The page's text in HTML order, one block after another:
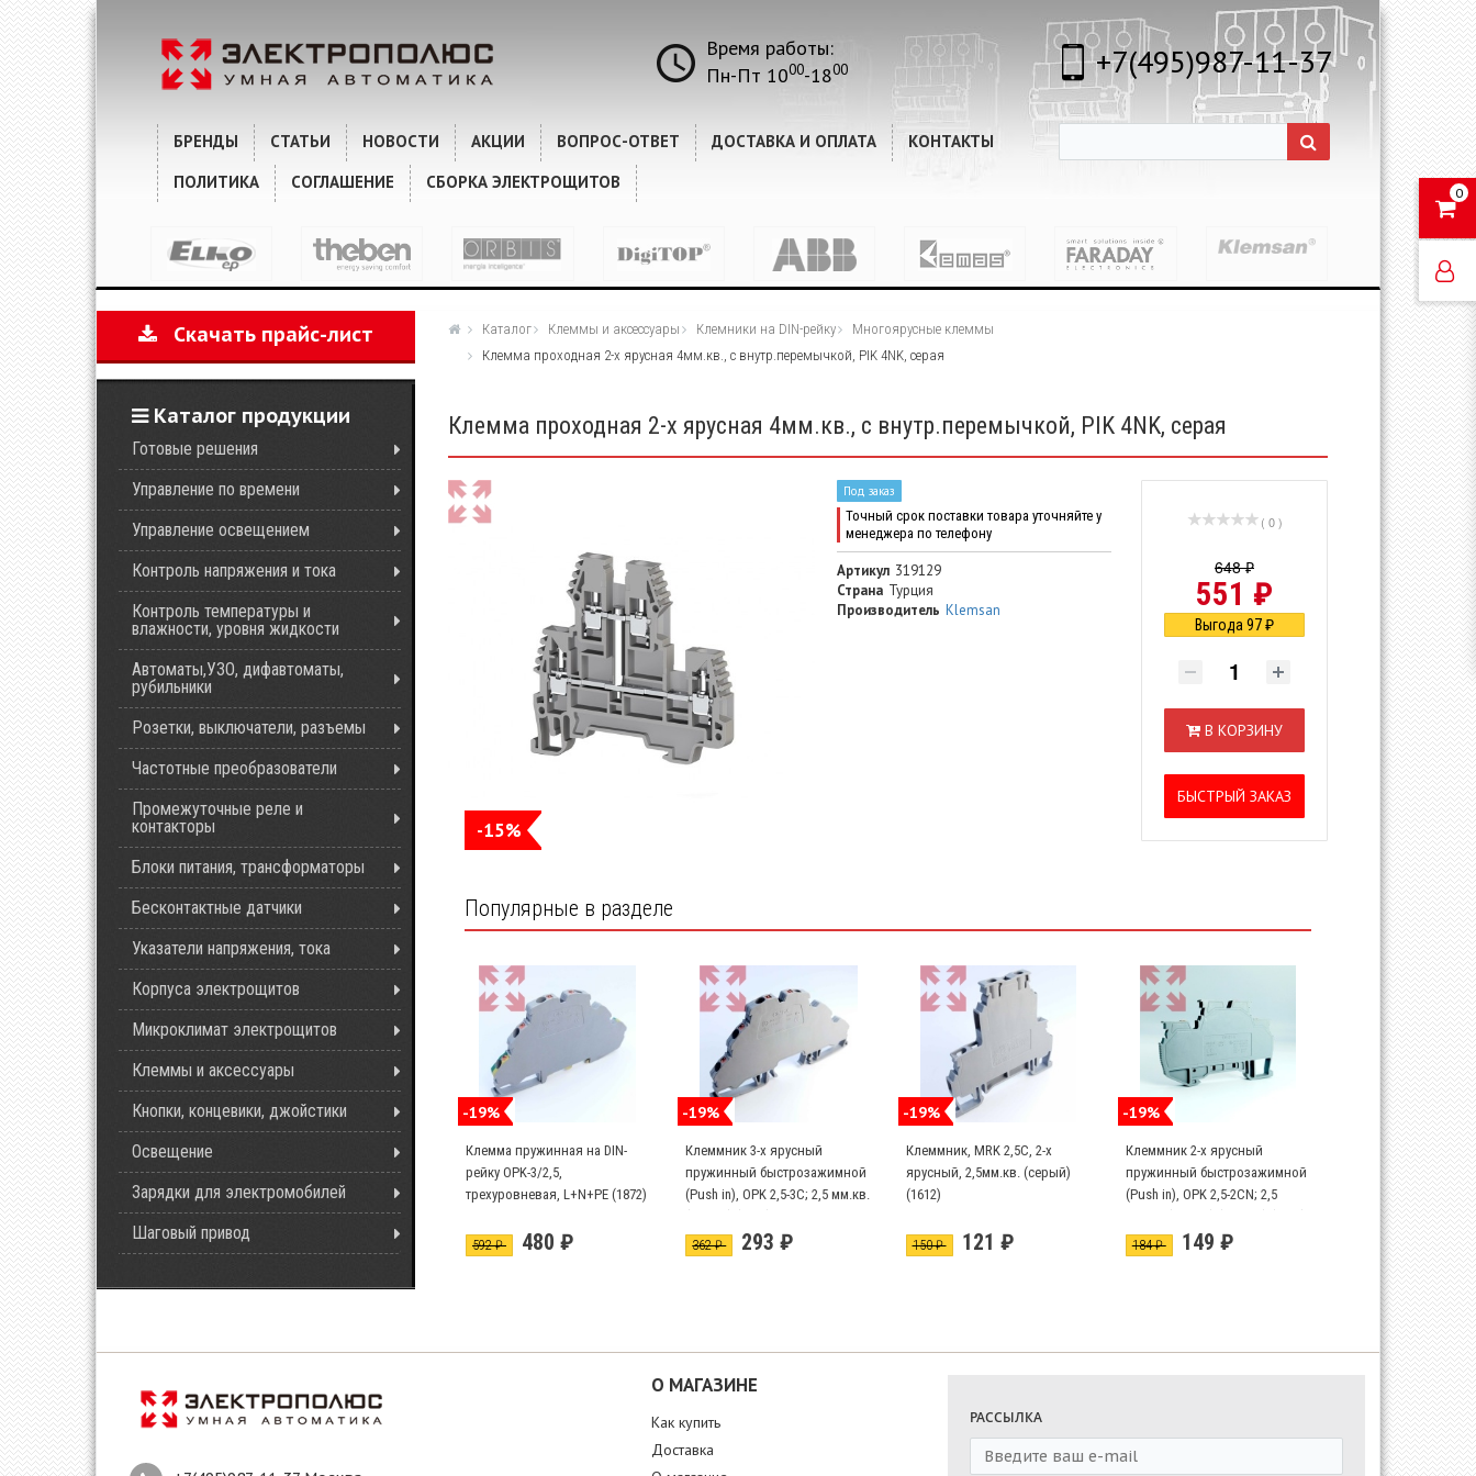
0
Время работы:
Пн-Пт 1000-1800 +7(495)987-11-37
БРЕНДЫ СТАТЬИ НОВОСТИ АКЦИИ ВОПРОС-ОТВЕТ ДОСТАВКА И ОПЛАТА
КОНТАКТЫ
ПОЛИТИКА
СОГЛАШЕНИЕ СБОРКА ЭЛЕКТРОЩИТОВ
Скачать прайс-лист
Каталог продукции
Готовые решения
Управление по времени
Управление освещением
Контроль напряжения и тока
Контроль температуры и
влажности, уровня жидкости
Автоматы,УЗО, дифавтоматы,
рубильники
Розетки, выключатели, разъемы
Частотные преобразователи
Промежуточные реле и
контакторы
Блоки питания, трансформаторы
Бесконтактные датчики
Указатели напряжения, тока
Корпуса электрощитов
Микроклимат электрощитов
Клеммы и аксессуары
Кнопки, концевики, джойстики
Освещение
Зарядки для электромобилей
Шаговый привод
Каталог Клеммы и аксессуары Клемники на DIN-рейку
Многоярусные клеммы
Клемма проходная 2-х ярусная 4мм.кв., с внутр.перемычкой, PIK 4NK, серая
Клемма проходная 2-х ярусная 4мм.кв., с внутр.перемычкой, PIK 4NK, серая
-15%
( 0 )
648 ₽
551 ₽
Выгода 97 ₽
В КОРЗИНУ
БЫСТРЫЙ ЗАКАЗ
Под заказ
Точный срок поставки товара уточняйте у
менеджера по телефону
Артикул 319129
Страна Турция
Производитель Klemsan
Популярные в разделе
-19%
Клемма пружинная на DIN-
рейку OPK-3/2,5,
трехуровневая, L+N+PE (1872)
592 ₽ 480 ₽
-19%
Клеммник 3-х ярусный
пружинный быстрозажимной
(Push in), OPK 2,5-3C; 2,5 мм.кв.
362 ₽ 293 ₽
-19%
Клеммник, MRK 2,5C, 2-х
ярусный, 2,5мм.кв. (серый)
(1612)
150 ₽ 121 ₽
-19%
Клеммник 2-х ярусный
пружинный быстрозажимной
(Push in), OPK 2,5-2CN; 2,5
184 ₽ 149 ₽
О МАГАЗИНЕ
Как купить
Доставка
РАССЫЛКА